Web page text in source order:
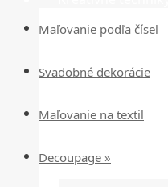
Maľovanie podľa čísel
Svadobné dekorácie
Maľovanie na textil
Decoupage »